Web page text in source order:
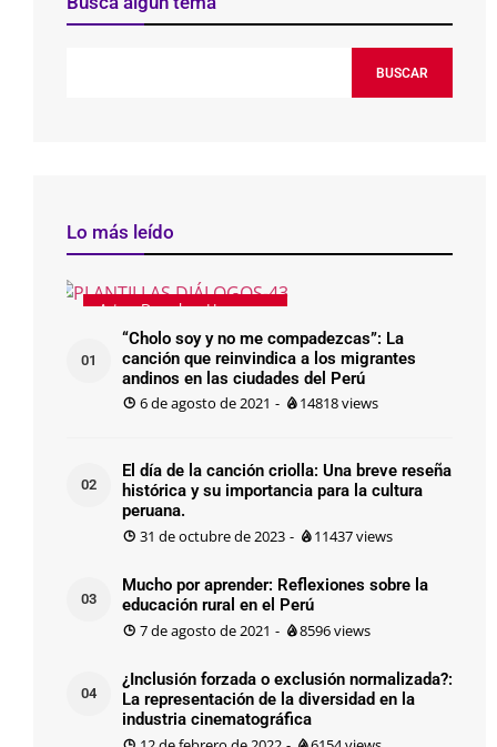
BUSCAR
Lo más leído
Arte y Derechos Humanos
01
“Cholo soy y no me compadezcas”: La
canción que reinvindica a los migrantes
andinos en las ciudades del Perú
6 de agosto de 2021 - 14818views
02
El día de la canción criolla: Una breve reseña
histórica y su importancia para la cultura
peruana.
31 de octubre de 2023 - 11437views
03
Mucho por aprender: Reflexiones sobre la
educación rural en el Perú
7 de agosto de 2021 - 8596views
04
¿Inclusión forzada o exclusión normalizada?:
La representación de la diversidad en la
industria cinematográfica